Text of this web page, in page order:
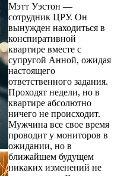
Мэтт Уэстон —
сотрудник ЦРУ. Он
вынужден находиться в
конспиративной
квартире вместе с
супругой Анной, ожидая
настоящего
ответственного задания.
Проходят недели, но в
квартире абсолютно
ничего не происходит.
Мужчина все свое время
проводит у мониторов в
ожидании, но в
ближайшем будущем
никаких изменений не